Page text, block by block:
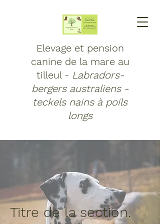
Elevage et pension
canine de la mare au
tilleul - Labradors-
bergers australiens -
teckels nains à poils
longs
Titre de la section.